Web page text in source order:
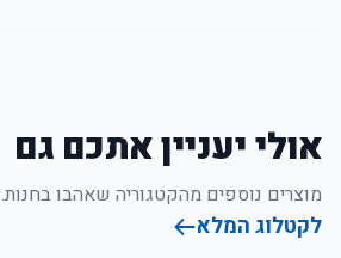
אולי יעניין אתכם גם
מוצרים נוספים מהקטגוריה שאהבו בחנות.
לקטלוג המלא